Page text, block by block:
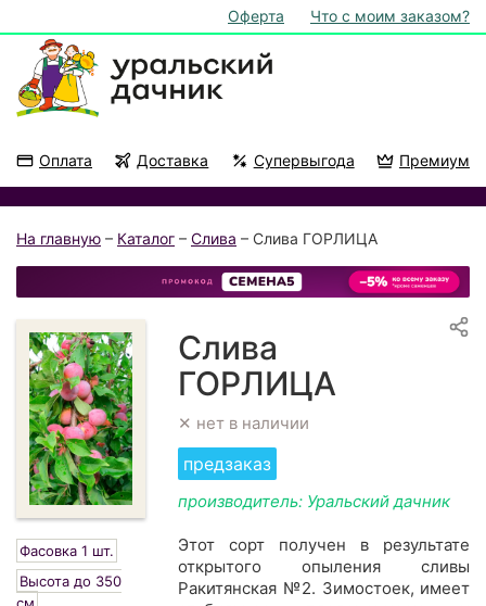
Оферта Что с моим заказом?
Оплата Доставка Супервыгода Премиум
На главную – Каталог – Слива – Слива ГОРЛИЦА
Фасовка 1 шт.
Высота до 350
Слива
ГОРЛИЦА
✕ нет в наличии
предзаказ
производитель: Уральский дачник
Этот сорт получен в результате
открытого опыления сливы
Ракитянская №2. Зимостоек, имеет